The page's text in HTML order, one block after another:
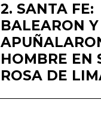
SANTA FE:
BALEARON Y
HOMBRE EN
ROSA DE